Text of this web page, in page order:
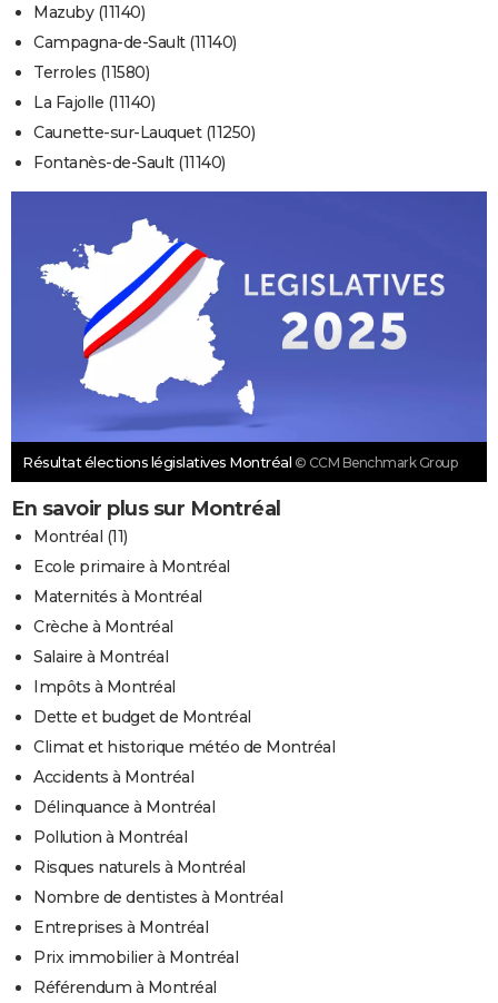
Mazuby (11140)
Campagna-de-Sault (11140)
Terroles (11580)
La Fajolle (11140)
Caunette-sur-Lauquet (11250)
Fontanès-de-Sault (11140)
Résultat élections législatives Montréal © CCM Benchmark Group
En savoir plus sur Montréal
Montréal (11)
Ecole primaire à Montréal
Maternités à Montréal
Crèche à Montréal
Salaire à Montréal
Impôts à Montréal
Dette et budget de Montréal
Climat et historique météo de Montréal
Accidents à Montréal
Délinquance à Montréal
Pollution à Montréal
Risques naturels à Montréal
Nombre de dentistes à Montréal
Entreprises à Montréal
Prix immobilier à Montréal
Référendum à Montréal